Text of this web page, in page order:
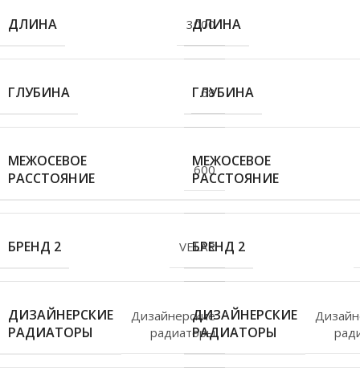
ДЛИНА 3000
ГЛУБИНА 68
МЕЖОСЕВОЕ
РАССТОЯНИЕ
600
БРЕНД 2 VELAR
ДИЗАЙНЕРСКИЕ
РАДИАТОРЫ
Дизайнерские
радиаторы
ДЛИНА
ГЛУБИНА
МЕЖОСЕВОЕ
РАССТОЯНИЕ
БРЕНД 2
ДИЗАЙНЕРСКИЕ
РАДИАТОРЫ